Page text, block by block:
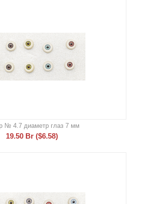
№ 4.7 диаметр глаз 7 мм
19.50 Br ($6.58)